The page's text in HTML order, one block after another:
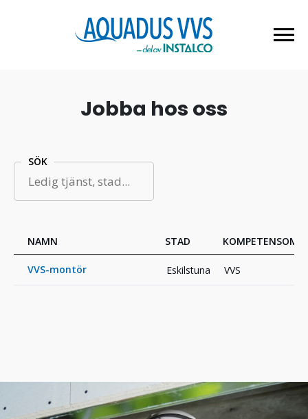
Jobba hos oss
SÖK
NAMN STAD
VVS-montör Eskilstuna VVS